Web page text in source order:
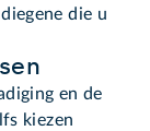
die u
en de
kiezen